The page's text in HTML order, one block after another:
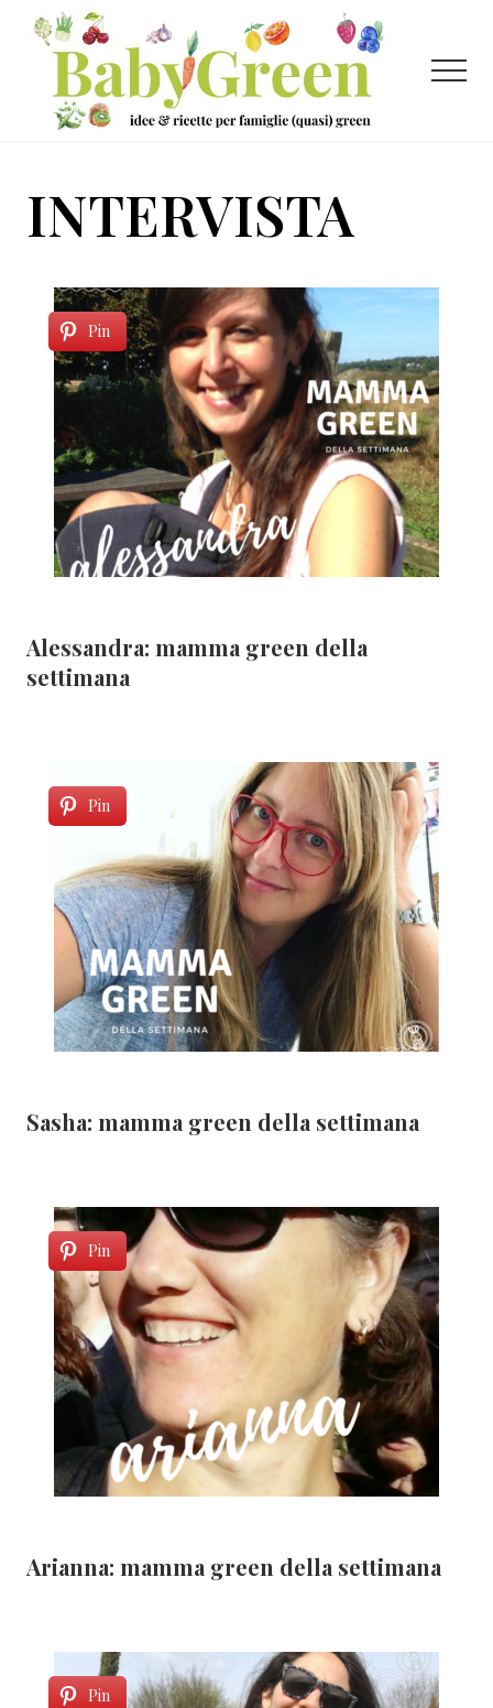
Menu
Passa
contenuto
principale
Passa
ricette
famiglie
(quasi)
green
Menu
INTERVISTA
Pin
Alessandra: mamma green della
settimana
Pin
Sasha: mamma green della settimana
Pin
Arianna: mamma green della settimana
Pin